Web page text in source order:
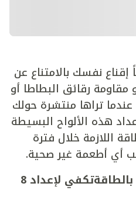
نفسك بالامتناع عن
رقائق البطاطا أو
تراها منتشرة حولك
هذه الألواح البسيطة
اللازمة خلال فترة
أي أطعمة غير صحية.
لفترة الصبح: ألواح غنية بالطاقةتكفي لإعداد 8